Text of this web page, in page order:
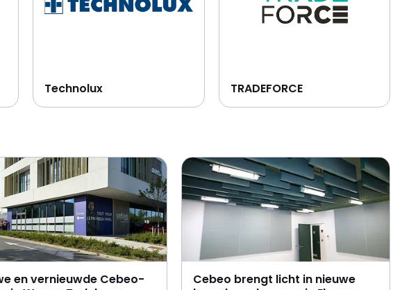
Technolux TRADEFORCE
en vernieuwde Cebeo-
Cebeo brengt licht in nieuwe